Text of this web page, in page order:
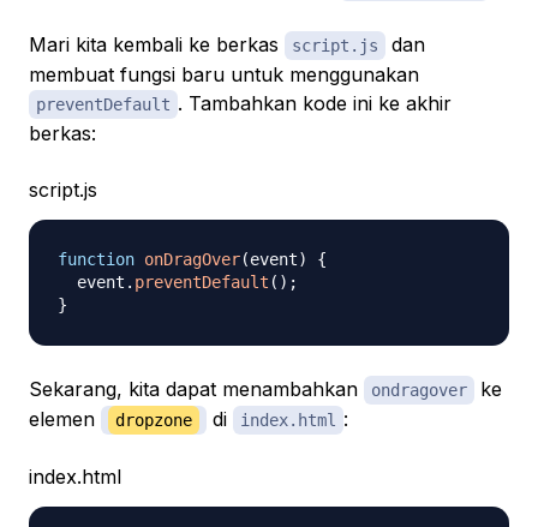
Mari kita kembali ke berkas script.js
dan
membuat fungsi baru untuk menggunakan
preventDefault . Tambahkan kode ini ke akhir
berkas:
script.js
function onDragOver(event)
{
  event
. preventDefault ( ) ;
}
Sekarang, kita dapat menambahkan ondragover
ke
elemen
dropzone di index.html :
index.html